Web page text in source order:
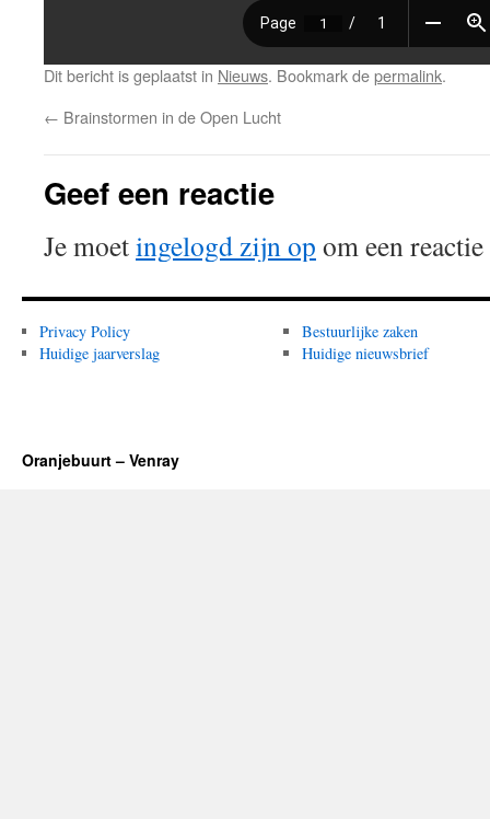
Dit bericht is geplaatst in Nieuws. Bookmark depermalink.
← Brainstormen in de Open Lucht
Geef een reactie
Je moetingelogd zijn op om een
Privacy Policy
Huidige jaarverslag
Bestuurlijke zaken
Huidige nieuwsbrief
Oranjebuurt – Venray